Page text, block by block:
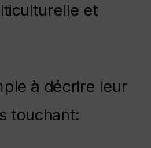
et
à décrire leur
touchant: